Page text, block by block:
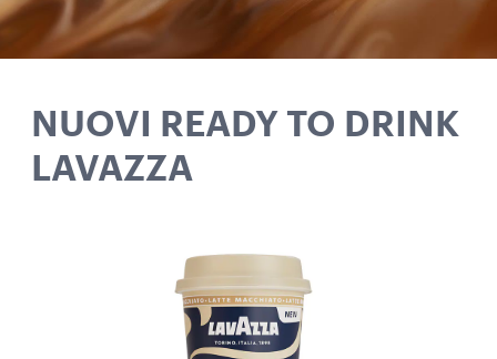
NUOVI READY TO DRINK
LAVAZZA